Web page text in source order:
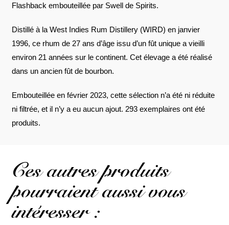
Flashback embouteillée par Swell de Spirits.
Distillé à la West Indies Rum Distillery (WIRD) en janvier
1996, ce rhum de 27 ans d’âge issu d’un fût unique a vieilli
environ 21 années sur le continent. Cet élevage a été réalisé
dans un ancien fût de bourbon.
Embouteillée en février 2023, cette sélection n’a été ni réduite
ni filtrée, et il n’y a eu aucun ajout. 293 exemplaires ont été
produits.
Ces autres produits
pourraient aussi vous
intéresser :